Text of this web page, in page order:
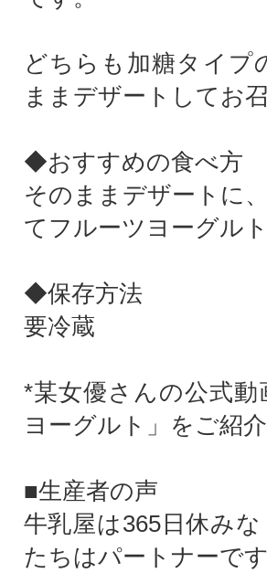
どちらも加糖タイプ
ままデザートしてお
◆おすすめの食べ方
そのままデザートに
てフルーツヨーグル
◆保存方法
要冷蔵
*某女優さんの公式
ヨーグルト」をご紹
■生産者の声
牛乳屋は365日休み
たちはパートナーです